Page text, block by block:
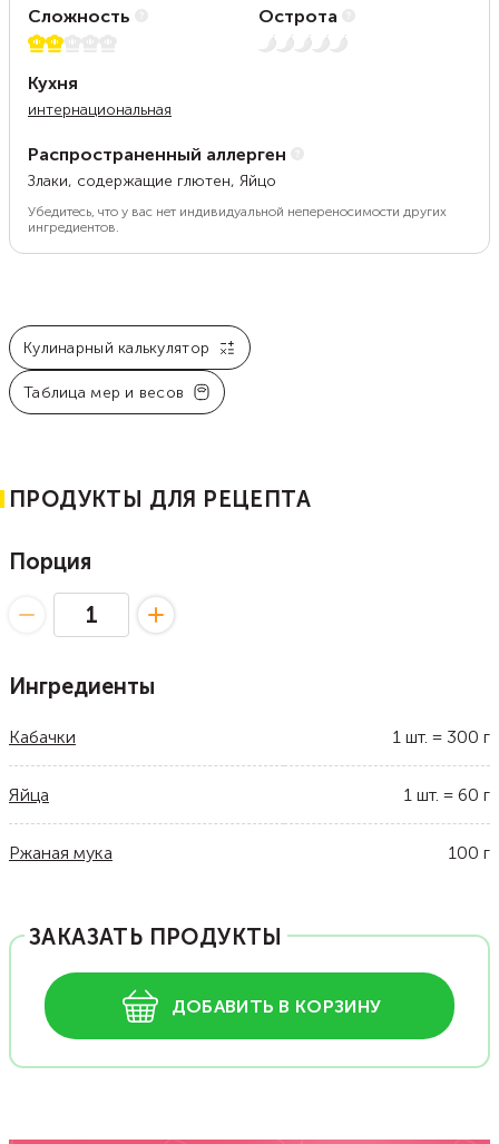
Сложность
2 из 5
Острота
Нет остроты
Кухня
интернациональная
Распространенный аллерген
Злаки, содержащие глютен, Яйцо
Убедитесь, что у вас нет индивидуальной непереносимости других
ингредиентов.
Кулинарный калькулятор
Таблица мер и весов
ПРОДУКТЫ ДЛЯ РЕЦЕПТА
Порция
Ингредиенты
Кабачки 1 шт. = 300 г
Яйца 1 шт. = 60 г
Ржаная мука 100 г
ЗАКАЗАТЬ ПРОДУКТЫ
ДОБАВИТЬ В КОРЗИНУ